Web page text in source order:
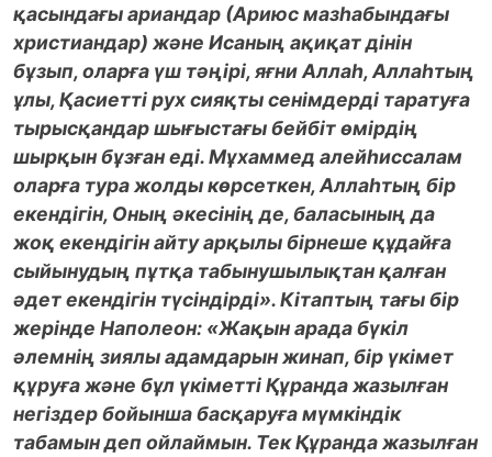
қасындағы ариандар (Ариюс мазһабындағы
христиандар) және Исаның ақиқат дінін
бұзып, оларға үш тәңірі, яғни Аллаһ, Аллаһтың
ұлы, Қасиетті рух сияқты сенімдерді таратуға
тырысқандар шығыстағы бейбіт өмірдің
шырқын бұзған еді. Мұхаммед алейһиссалам
оларға тура жолды көрсеткен, Аллаһтың бір
екендігін, Оның әкесінің де, баласының да
жоқ екендігін айту арқылы бірнеше құдайға
сыйынудың пұтқа табынушылықтан қалған
әдет екендігін түсіндірді». Кітаптың тағы бір
жерінде Наполеон: «Жақын арада бүкіл
әлемнің зиялы адамдарын жинап, бір үкімет
құруға және бұл үкіметті Құранда жазылған
негіздер бойынша басқаруға мүмкіндік
табамын деп ойлаймын. Тек Құранда жазылған